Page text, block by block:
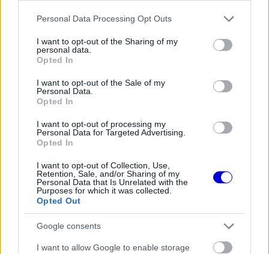
Please note that this website/app uses one or more Google
not limited to your visit or usage behaviour. You may click to
grant or deny consent to Google and its third-party tags to
use your data for below specified purposes in below Google
consent section.
Personal Data Processing Opt Outs
I want to opt-out of the Sharing of my
personal data.
Opted In
I want to opt-out of the Sale of my
Personal Data.
Opted In
I want to opt-out of processing my
Personal Data for Targeted Advertising.
Opted In
I want to opt-out of Collection, Use,
Retention, Sale, and/or Sharing of my
Personal Data that Is Unrelated with the
Purposes for which it was collected.
Opted Out
Google consents
I want to allow Google to enable storage
csak ki kellett volna nyújtanom érte a kezem.”
EZEKET IS AJÁNLJUK
FORMA-1
A nap, amikor kihunytak a fények
Christian Horner lehet a Williams
megmentője